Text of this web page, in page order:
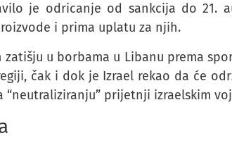
je odricanje od sankcija do 21.
i prima uplatu za njih.
u borbama u Libanu prema
čak i dok je Izrael rekao da će
prijetnji izraelskim